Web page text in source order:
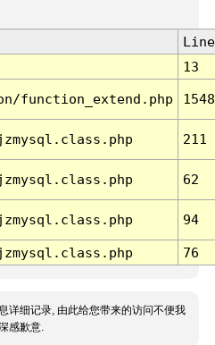
Line
13
function_extend.php 1548
211
62
94
76
详细记录, 由此给您带来的访问不便我
感歉意.